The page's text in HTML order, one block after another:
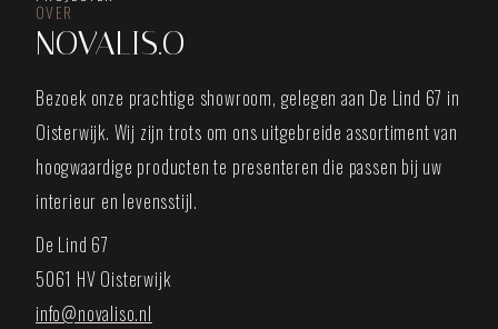
OVER
NOVALIS.O
Bezoek onze prachtige showroom, gelegen aan De Lind 67 in
Oisterwijk. Wij zijn trots om ons uitgebreide assortiment van
hoogwaardige producten te presenteren die passen bij uw
interieur en levensstijl.
De Lind 67
5061 HV Oisterwijk
info@novaliso.nl